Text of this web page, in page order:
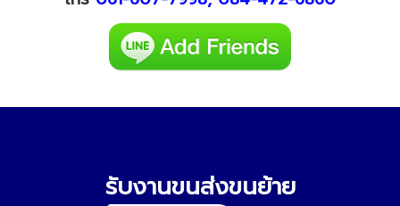
รับงานขนส่งขนย้าย